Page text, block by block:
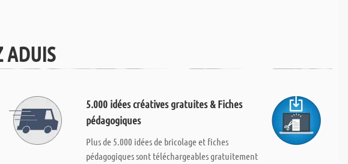
ADUIS
5.000 idées créatives gratuites & Fiches
pédagogiques
Plus de 5.000 idées de bricolage et fiches
pédagogiques sont téléchargeables gratuitement